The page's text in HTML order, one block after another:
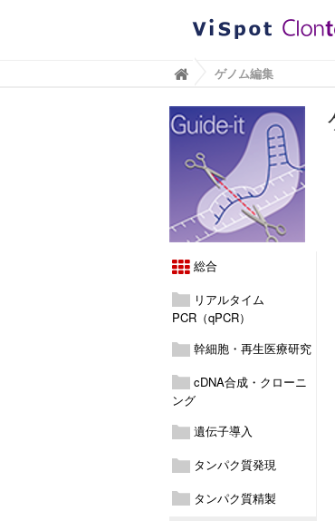
BioViewブログ｜タカラバイ
ゲノム編集
総合
リアルタイム
PCR（qPCR）
幹細胞・再生医療研究
cDNA合成・クローニ
ング
遺伝子導入
タンパク質発現
タンパク質精製